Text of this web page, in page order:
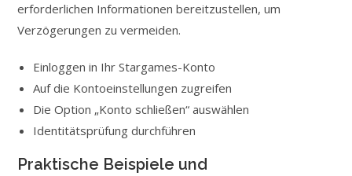
erforderlichen Informationen bereitzustellen, um
Verzögerungen zu vermeiden.
Einloggen in Ihr Stargames-Konto
Auf die Kontoeinstellungen zugreifen
Die Option „Konto schließen“ auswählen
Identitätsprüfung durchführen
Praktische Beispiele und